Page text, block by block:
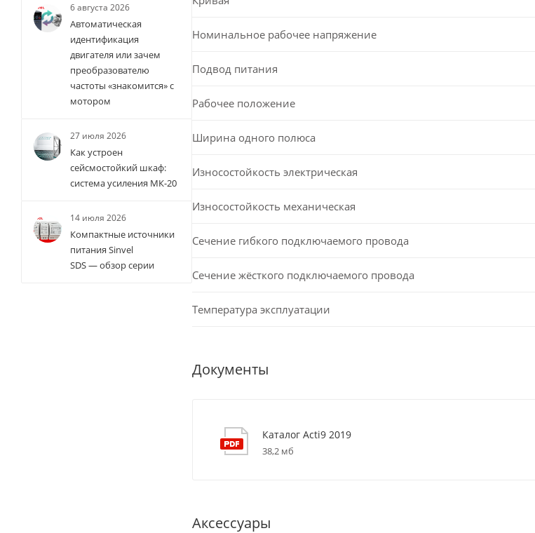
Номинальное рабочее напряжение
Подвод питания
Рабочее положение
Ширина одного полюса
Износостойкость электрическая
Износостойкость механическая
Сечение гибкого подключаемого провода
Сечение жёсткого подключаемого провода
Температура эксплуатации
Документы
Каталог Acti9 2019
38,2 мб
Аксессуары
6 августа 2026
Автоматическая
идентификация
двигателя или зачем
преобразователю
частоты «знакомится» с
мотором
27 июля 2026
Как устроен
сейсмостойкий шкаф:
система усиления МК-20
14 июля 2026
Компактные источники
питания Sinvel
SDS — обзор серии